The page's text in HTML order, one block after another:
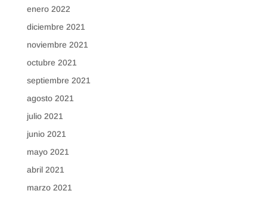
enero 2022
diciembre 2021
noviembre 2021
octubre 2021
septiembre 2021
agosto 2021
julio 2021
junio 2021
mayo 2021
abril 2021
marzo 2021